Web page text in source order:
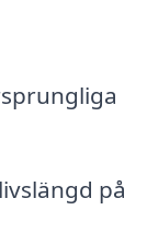
på